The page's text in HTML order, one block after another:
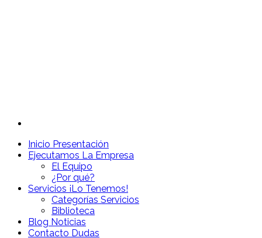
Inicio Presentación
Ejecutamos La Empresa
El Equipo
¿Por qué?
Servicios ¡Lo Tenemos!
Categorías Servicios
Biblioteca
Blog Noticias
Contacto Dudas